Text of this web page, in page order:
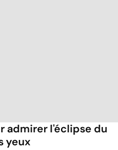
admirer l'éclipse du
yeux